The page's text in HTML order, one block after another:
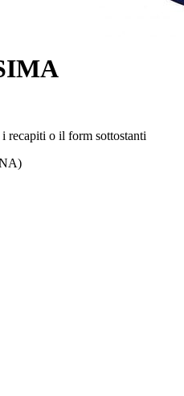
recapiti o il form sottostanti